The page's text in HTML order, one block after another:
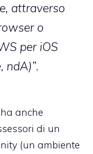
attraverso
o
per iOS
ndA)”.
anche
di un
(un ambiente